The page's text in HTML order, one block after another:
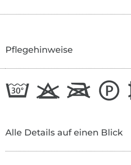
Pflegehinweise
Alle Details auf einen Blick